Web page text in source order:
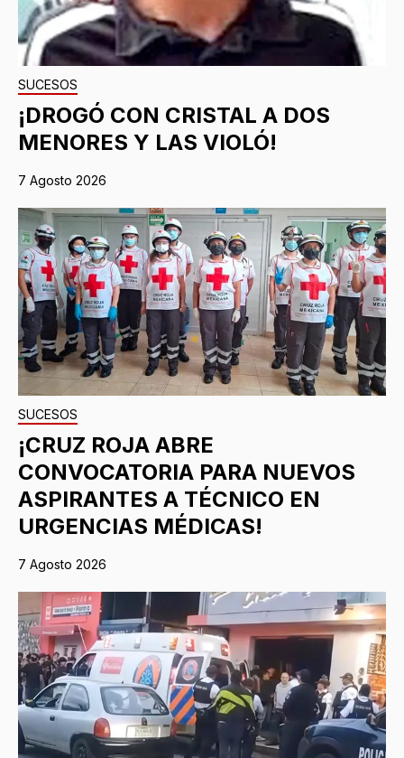
SUCESOS
¡DROGÓ CON CRISTAL A DOS
MENORES Y LAS VIOLÓ!
7 Agosto 2026
SUCESOS
¡CRUZ ROJA ABRE
CONVOCATORIA PARA NUEVOS
ASPIRANTES A TÉCNICO EN
URGENCIAS MÉDICAS!
7 Agosto 2026